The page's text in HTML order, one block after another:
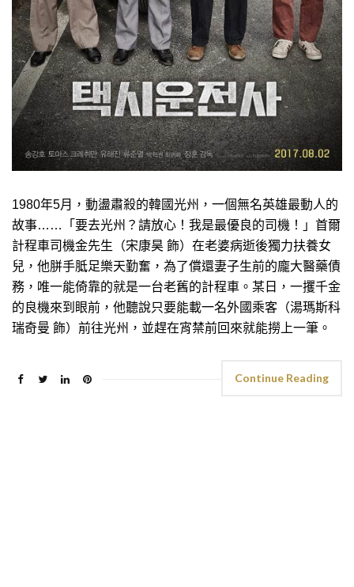
1980年5月，動盪肅殺的韓國光州，一個無名英雄最動人的
故事……「要去光州？請放心！我是最優良的司機！」首爾
計程車司機金先生（宋康昊 飾）在老婆病逝後獨力扶養女
兒，他胼手胝足樂天勤奮，為了償還妻子生前的龐大醫藥債
務，唯一能倚靠的就是一台老舊的計程車。某日，一攫千金
的良機來到眼前，他聽說只要能載一名外國乘客（湯瑪斯科
瑞奇曼 飾）前往光州，並趕在宵禁前回來就能撈上一筆。
Continue Reading